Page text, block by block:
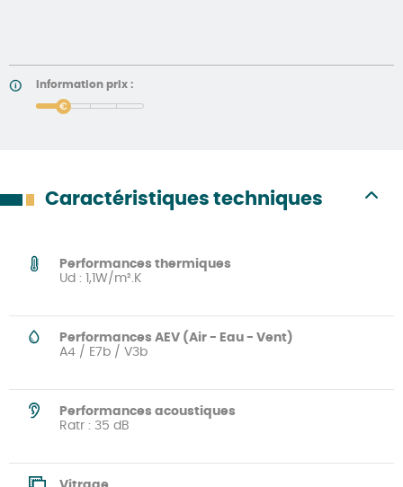
Information prix :
Caractéristiques techniques
Performances thermiques
Ud : 1,1W/m².K
Performances AEV (Air - Eau - Vent)
A4 / E7b / V3b
Performances acoustiques
Ratr : 35 dB